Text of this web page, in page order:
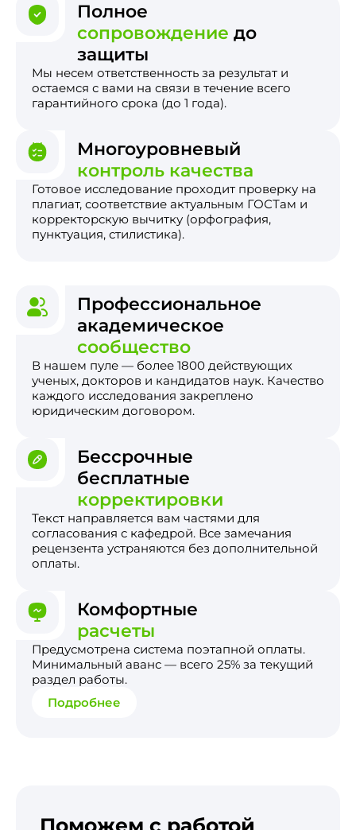
Полное
сопровождение до
защиты
Мы несем ответственность за результат и
остаемся с вами на связи в течение всего
гарантийного срока (до 1 года).
Многоуровневый
контроль качества
Готовое исследование проходит проверку на
плагиат, соответствие актуальным ГОСТам и
корректорскую вычитку (орфография,
пунктуация, стилистика).
Профессиональное
академическое
сообщество
В нашем пуле — более 1800 действующих
ученых, докторов и кандидатов наук. Качество
каждого исследования закреплено
юридическим договором.
Бессрочные
бесплатные
корректировки
Текст направляется вам частями для
согласования с кафедрой. Все замечания
рецензента устраняются без дополнительной
оплаты.
Комфортные
расчеты
Предусмотрена система поэтапной оплаты.
Минимальный аванс — всего 25% за текущий
раздел работы.
Подробнее
Поможем с работой